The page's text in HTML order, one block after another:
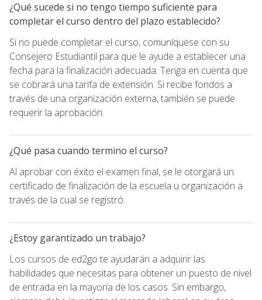
¿Qué sucede si no tengo tiempo suficiente para
completar el curso dentro del plazo establecido?
Si no puede completar el curso, comuníquese con su
Consejero Estudiantil para que le ayude a establecer una
fecha para la finalización adecuada. Tenga en cuenta que
se cobrará una tarifa de extensión. Si recibe fondos a
través de una organización externa, también se puede
requerir la aprobación.
¿Qué pasa cuando termino el curso?
Al aprobar con éxito el examen final, se le otorgará un
certificado de finalización de la escuela u organización a
través de la cual se registró.
¿Estoy garantizado un trabajo?
Los cursos de ed2go te ayudarán a adquirir las
habilidades que necesitas para obtener un puesto de nivel
de entrada en la mayoría de los casos. Sin embargo,